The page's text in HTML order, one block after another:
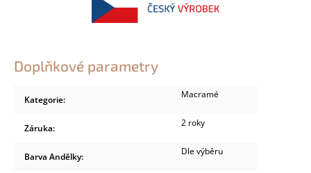
Doplňkové parametry
Kategorie: Macramé
Záruka: 2 roky
Barva Andělky: Dle výběru